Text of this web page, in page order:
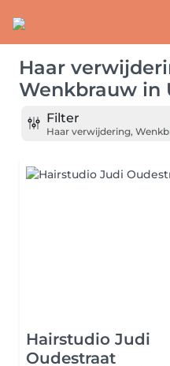
Haar
Wenkbrauw in
Filter
Haar verwijdering,
Hairstudio Judi
Oudestraat